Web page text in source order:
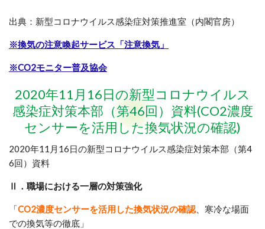
出典： 新型コロナウイルス感染症対策推進室（内閣官房）
※換気の注意喚起サービス「注意換気」
※CO2モニター普及協会
2020年11月16日の新型コロナウイルス
感染症対策本部（第46回）資料(CO2濃度
センサーを活用した換気状況の確認)
2020年11月16日の新型コロナウイルス感染症対策本部（第4
6回）資料
Ⅱ．職場における一層の対策強化
「CO2濃度センサーを活用した換気状況の確認 、寒冷な場面
での換気等の徹底 」